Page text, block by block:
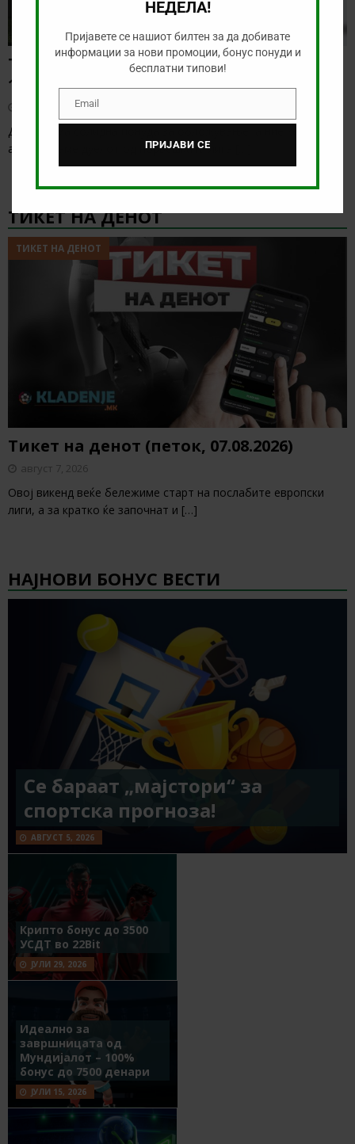
ТИП НА ДЕНОТ (07.08.2026,
19:00) САНДЕФЈОРД – КФУМ
август 7, 2026
Денес нема солидна понуда за обложување, а ние ќе го
анализираме дуелот од норвешката лига
ТИКЕТ НА ДЕНОТ
ТИКЕТ НА ДЕНОТ
Тикет на денот (петок, 07.08.2026)
август 7, 2026
Овој викенд веќе бележиме старт на послабите европски
лиги, а за кратко ќе започнат и […]
НАЈНОВИ БОНУС ВЕСТИ
Се бараат „мајстори“ за
спортска прогноза!
АВГУСТ 5, 2026
Крипто бонус до 3500
УСДТ во 22Bit
ЈУЛИ 29, 2026
Идеално за
завршницата од
Мундијалот – 100%
бонус до 7500 денари
ЈУЛИ 15, 2026
НЕДЕЛА!
Пријавете се нашиот билтен за да добивате
информации за нови промоции, бонус понуди и
бесплатни типови!
EmailEmail
ПРИЈАВИ СЕ